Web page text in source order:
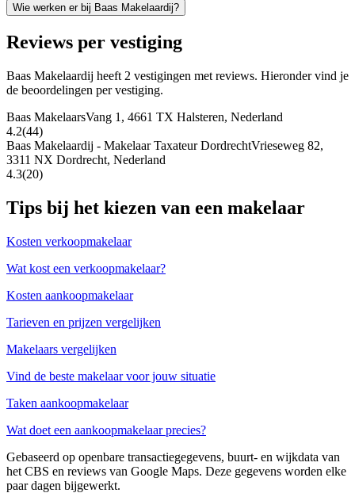
Wie werken er bij Baas Makelaardij?
Reviews per vestiging
Baas Makelaardij heeft 2 vestigingen met reviews. Hieronder vind je
de beoordelingen per vestiging.
Baas MakelaarsVang 1, 4661 TX Halsteren, Nederland
4.2(44)
Baas Makelaardij - Makelaar Taxateur DordrechtVrieseweg 82,
3311 NX Dordrecht, Nederland
4.3(20)
Tips bij het kiezen van een makelaar
Kosten verkoopmakelaar
Wat kost een verkoopmakelaar?
Kosten aankoopmakelaar
Tarieven en prijzen vergelijken
Makelaars vergelijken
Vind de beste makelaar voor jouw situatie
Taken aankoopmakelaar
Wat doet een aankoopmakelaar precies?
Gebaseerd op openbare transactiegegevens, buurt- en wijkdata van
het CBS en reviews van Google Maps. Deze gegevens worden elke
paar dagen bijgewerkt.